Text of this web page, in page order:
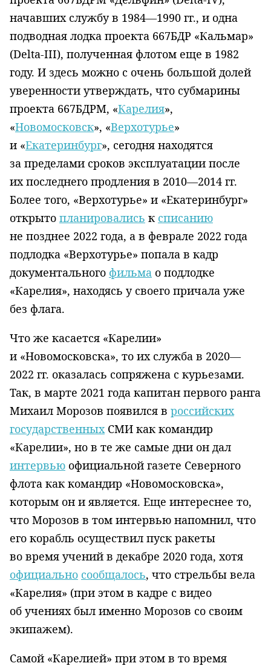
начавших службу в 1984—1990 гг., и одна
подводная лодка проекта 667БДР «Кальмар»
(Delta-III), полученная флотом еще в 1982
году. И здесь можно с очень большой долей
уверенности утверждать, что субмарины
проекта 667БДРМ, «Карелия»,
«Новомосковск», «Верхотурье»
и «Екатеринбург», сегодня находятся
за пределами сроков эксплуатации после
их последнего продления в 2010—2014 гг.
Более того, «Верхотурье» и «Екатеринбург»
открыто планировались к списанию
не позднее 2022 года, а в феврале 2022 года
подлодка «Верхотурье» попала в кадр
документального фильма о подлодке
«Карелия», находясь у своего причала уже
без флага.
Что же касается «Карелии»
и «Новомосковска», то их служба в 2020—
2022 гг. оказалась сопряжена с курьезами.
Так, в марте 2021 года капитан первого ранга
Михаил Морозов появился в российских
государственных СМИ как командир
«Карелии», но в те же самые дни он дал
интервью официальной газете Северного
флота как командир «Новомосковска»,
которым он и является. Еще интереснее то,
что Морозов в том интервью напомнил, что
его корабль осуществил пуск ракеты
во время учений в декабре 2020 года, хотя
официально сообщалось, что стрельбы вела
«Карелия» (при этом в кадре с видео
об учениях был именно Морозов со своим
экипажем).
Самой «Карелией» при этом в то время